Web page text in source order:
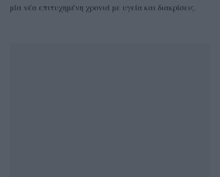
μία νέα επιτυχημένη χρονιά με υγεία και διακρίσεις.